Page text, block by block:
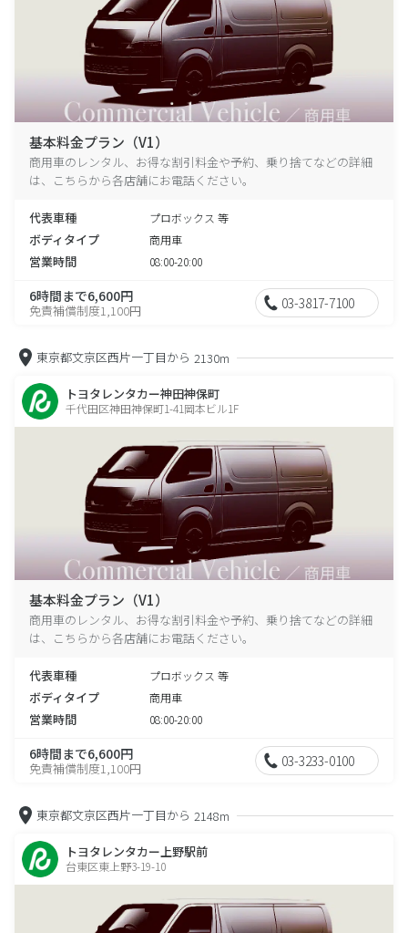
基本料金プラン（V1）
商用車のレンタル、お得な割引料金や予約、乗り捨てなどの詳細
は、こちらから各店舗にお電話ください。
代表車種 プロボックス 等
ボディタイプ 商用車
営業時間 08:00-20:00
6時間まで6,600円
免責補償制度1,100円 03-3817-7100
東京都文京区西片一丁目から 2130m
トヨタレンタカー神田神保町
千代田区神田神保町1-41岡本ビル1F
基本料金プラン（V1）
商用車のレンタル、お得な割引料金や予約、乗り捨てなどの詳細
は、こちらから各店舗にお電話ください。
代表車種 プロボックス 等
ボディタイプ 商用車
営業時間 08:00-20:00
6時間まで6,600円
免責補償制度1,100円 03-3233-0100
東京都文京区西片一丁目から 2148m
トヨタレンタカー上野駅前
台東区東上野3-19-10